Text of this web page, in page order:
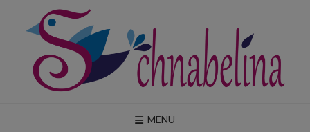
content
MENU